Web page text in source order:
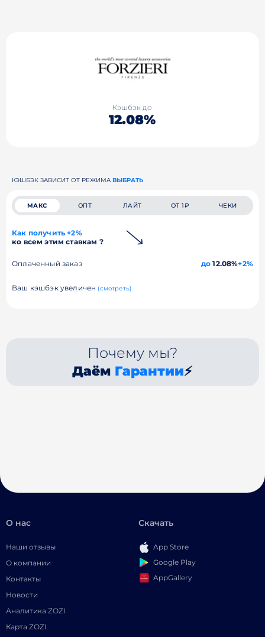
Кэшбэк до
12.08%
КЭШБЭК ЗАВИСИТ ОТ РЕЖИМА ВЫБРАТЬ
МАКС ОПТ ЛАЙТ ОТ 1₽ ЧЕКИ
Как получить +2%
ко всем этим ставкам ?
Оплаченный заказ до 12.08%+2%
Ваш кэшбэк увеличен (смотреть)
Почему мы?
Даём Гарантии⚡
О нас
Наши отзывы
О компании
Контакты
Новости
Аналитика ZOZI
Карта ZOZI
Скачать
App Store
Google Play
AppGallery